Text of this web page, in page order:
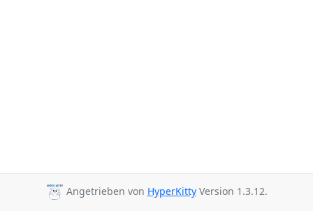
Angetrieben von HyperKittyVersion 1.3.12.